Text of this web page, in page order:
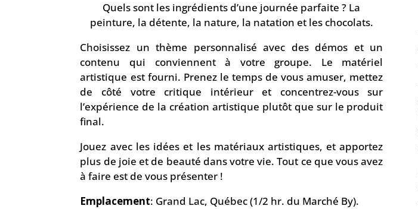
Quels sont les ingrédients d’une journée parfaite ? La
peinture, la détente, la nature, la natation et les chocolats.
Choisissez un thème personnalisé avec des démos et un
contenu qui conviennent à votre groupe. Le matériel
artistique est fourni. Prenez le temps de vous amuser, mettez
de côté votre critique intérieur et concentrez-vous sur
l’expérience de la création artistique plutôt que sur le produit
final.
Jouez avec les idées et les matériaux artistiques, et apportez
plus de joie et de beauté dans votre vie. Tout ce que vous avez
à faire est de vous présenter !
Emplacement: Grand Lac, Québec (1/2 hr. du Marché By).